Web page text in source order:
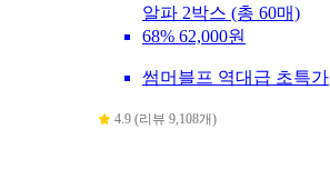
알파 2박스 (총 60매)
68% 62,000원
썸머블프 역대급 초특가
4.9 (리뷰 9,108개)